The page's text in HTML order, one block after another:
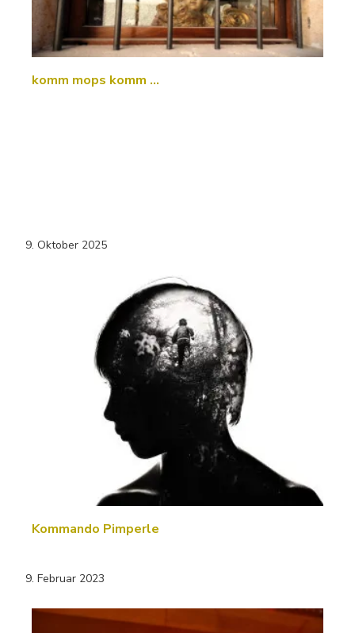
komm mops komm …
9. Oktober 2025
Kommando Pimperle
9. Februar 2023